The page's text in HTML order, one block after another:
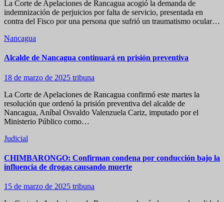
La Corte de Apelaciones de Rancagua acogió la demanda de
indemnización de perjuicios por falta de servicio, presentada en
contra del Fisco por una persona que sufrió un traumatismo ocular…
Nancagua
Alcalde de Nancagua continuará en prisión preventiva
18 de marzo de 2025 tribuna
La Corte de Apelaciones de Rancagua confirmó este martes la
resolución que ordenó la prisión preventiva del alcalde de
Nancagua, Aníbal Osvaldo Valenzuela Cariz, imputado por el
Ministerio Público como…
Judicial
CHIMBARONGO: Confirman condena por conducción bajo la
influencia de drogas causando muerte
15 de marzo de 2025 tribuna